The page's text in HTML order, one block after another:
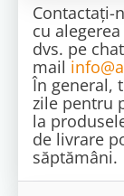
Contactați-
cu
dvs. pe
mail
În general,
zile pentru
la
de livrare
săptămâni.